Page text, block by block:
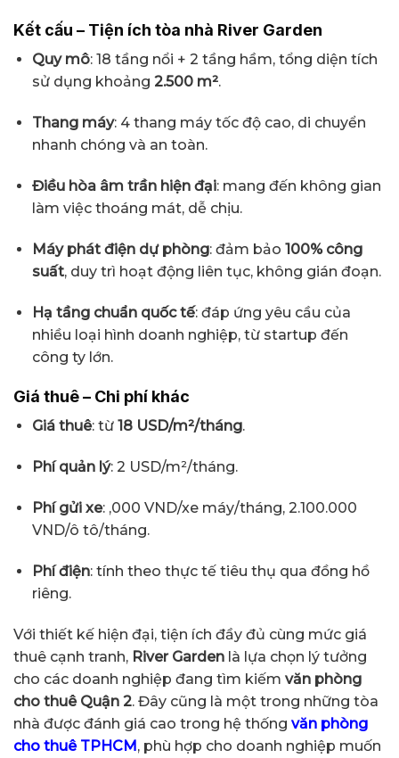
Kết cấu – Tiện ích tòa nhà River Garden
Quy mô: 18 tầng nổi + 2 tầng hầm, tổng diện tích
sử dụng khoảng 2.500 m².
Thang máy: 4 thang máy tốc độ cao, di chuyển
nhanh chóng và an toàn.
Điều hòa âm trần hiện đại: mang đến không gian
làm việc thoáng mát, dễ chịu.
Máy phát điện dự phòng: đảm bảo 100% công
suất, duy trì hoạt động liên tục, không gián đoạn.
Hạ tầng chuẩn quốc tế: đáp ứng yêu cầu của
nhiều loại hình doanh nghiệp, từ startup đến
công ty lớn.
Giá thuê – Chi phí khác
Giá thuê: từ 18 USD/m²/tháng.
Phí quản lý: 2 USD/m²/tháng.
Phí gửi xe: ,000 VND/xe máy/tháng, 2.100.000
VND/ô tô/tháng.
Phí điện: tính theo thực tế tiêu thụ qua đồng hồ
riêng.
Với thiết kế hiện đại, tiện ích đầy đủ cùng mức giá
thuê cạnh tranh, River Garden là lựa chọn lý tưởng
cho các doanh nghiệp đang tìm kiếm văn phòng
cho thuê Quận 2. Đây cũng là một trong những tòa
nhà được đánh giá cao trong hệ thống văn phòng
cho thuê TPHCM, phù hợp cho doanh nghiệp muốn